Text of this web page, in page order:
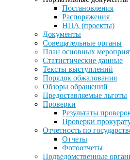
Постановления
Распоряжения
НПА (проекты)
Документы
Совещательные органы
План основных
Статистические данные
Тексты выступлений
Порядок обжалования
Обзоры обращений
Предоставляемые льготы
Проверки
Результаты
Проверки
Отчетность по
Отчеты
Фотоотчеты
Подведомственные